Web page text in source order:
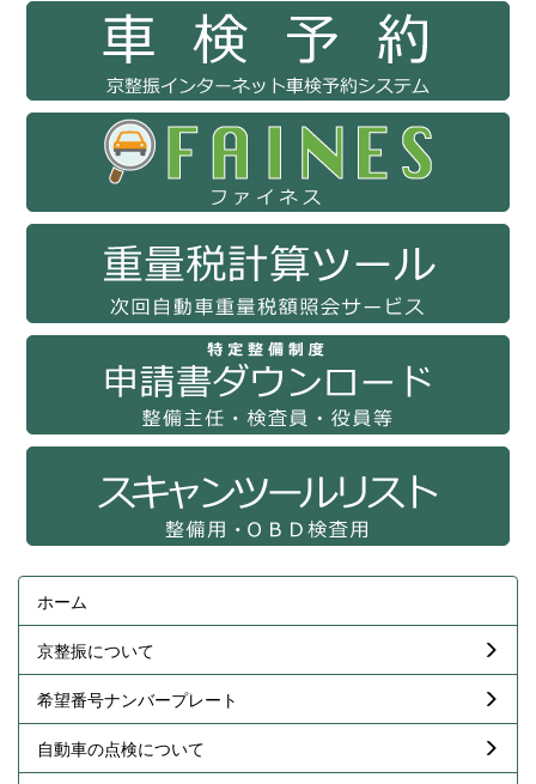
ホーム
京整振について
希望番号ナンバープレート
自動車の点検について